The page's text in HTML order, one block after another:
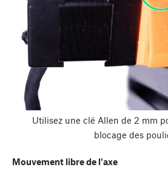
Utilisez une clé Allen de 2 mm
blocage des
Mouvement libre de l'axe